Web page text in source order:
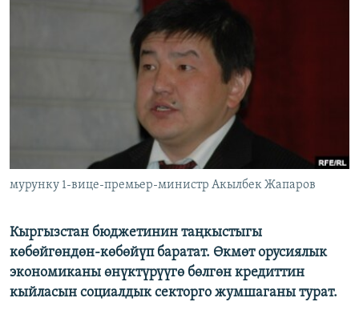
ЭЕ/АРнун бардык сайттары
мурунку 1-вице-премьер-министр Акылбек Жапаров
Кыргызстан бюджетинин таңкыстыгы
көбөйгөндөн-көбөйүп баратат. Өкмөт орусиялык
экономиканы өнүктүрүүгө бөлгөн кредиттин
кыйласын социалдык секторго жумшаганы турат.